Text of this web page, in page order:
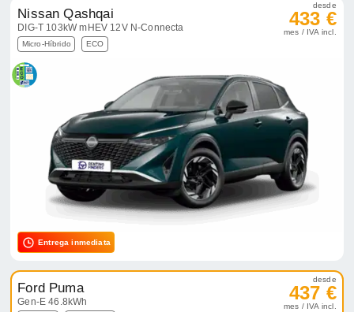
Nissan Qashqai
DIG-T 103kW mHEV 12V N-Connecta
Micro-Híbrido ECO
desde
433 €
mes / IVA incl.
Entrega inmediata
Ford Puma
Gen-E 46.8kWh
desde
437 €
mes / IVA incl.